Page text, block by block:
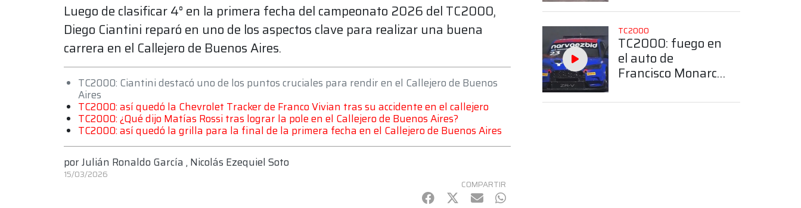
Luego de clasificar 4° en la primera fecha del campeonato 2026 del TC2000,
Diego Ciantini reparó en uno de los aspectos clave para realizar una buena
carrera en el Callejero de Buenos Aires.
TC2000: Ciantini destacó uno de los puntos cruciales para rendir en el Callejero de Buenos
Aires
TC2000: así quedó la Chevrolet Tracker de Franco Vivian tras su accidente en el callejero
TC2000: ¿Qué dijo Matías Rossi tras lograr la pole en el Callejero de Buenos Aires?
TC2000: así quedó la grilla para la final de la primera fecha en el Callejero de Buenos Aires
porJulián Ronaldo García , Nicolás Ezequiel Soto
15/03/2026
COMPARTIR
Facebook
Twitter
mail WhatsApp
Callejero de
Buenos Aires
TC2000
TC2000: fuego en
el auto de
Francisco Monarca
Buenos Aires